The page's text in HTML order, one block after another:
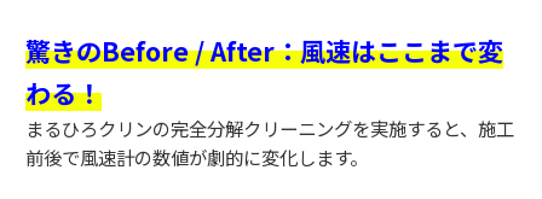
驚きのBefore / After：風速はここまで変
わる！
まるひろクリンの完全分解クリーニングを実施すると、施工
前後で風速計の数値が劇的に変化します。